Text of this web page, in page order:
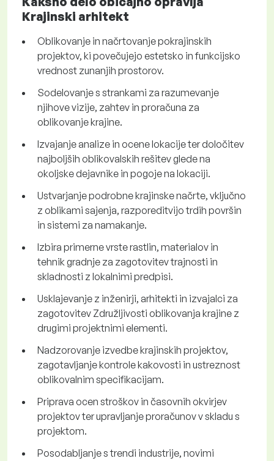
Krajinski arhitekt
Oblikovanje in načrtovanje pokrajinskih
projektov, ki povečujejo estetsko in funkcijsko
vrednost zunanjih prostorov.
Sodelovanje s strankami za razumevanje
njihove vizije, zahtev in proračuna za
oblikovanje krajine.
Izvajanje analize in ocene lokacije ter določitev
najboljših oblikovalskih rešitev glede na
okoljske dejavnike in pogoje na lokaciji.
Ustvarjanje podrobne krajinske načrte, vključno
z oblikami sajenja, razporeditvijo trdih površin
in sistemi za namakanje.
Izbira primerne vrste rastlin, materialov in
tehnik gradnje za zagotovitev trajnosti in
skladnosti z lokalnimi predpisi.
Usklajevanje z inženirji, arhitekti in izvajalci za
zagotovitev Združljivosti oblikovanja krajine z
drugimi projektnimi elementi.
Nadzorovanje izvedbe krajinskih projektov,
zagotavljanje kontrole kakovosti in ustreznost
oblikovalnim specifikacijam.
Priprava ocen stroškov in časovnih okvirjev
projektov ter upravljanje proračunov v skladu s
projektom.
Posodabljanje s trendi industrije, novimi